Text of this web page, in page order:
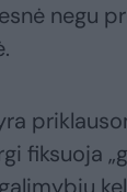
negu
fiksuoja